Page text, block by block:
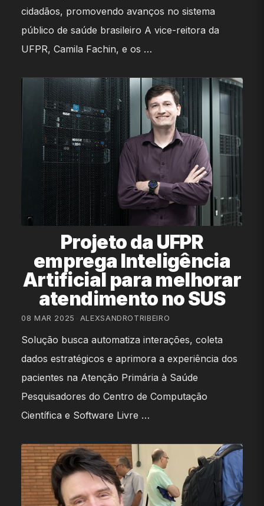
cidadãos, promovendo avanços no sistema
público de saúde brasileiro A vice-reitora da
UFPR, Camila Fachin, e os …
Projeto da UFPR
emprega Inteligência
Artificial para melhorar
atendimento no SUS
08 MAR 2025 ALEXSANDROTRIBEIRO
Solução busca automatiza interações, coleta
dados estratégicos e aprimora a experiência dos
pacientes na Atenção Primária à Saúde
Pesquisadores do Centro de Computação
Científica e Software Livre …